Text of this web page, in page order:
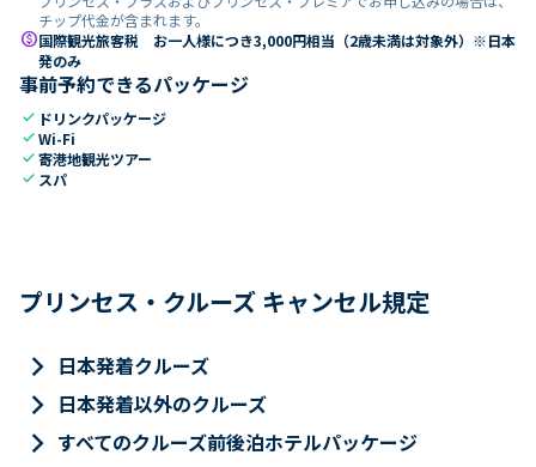
チップ代金が含まれます。
paid国際観光旅客税 お一人様につき3,000円相当（2歳未満は対象外）※日本
発のみ
事前予約できるパッケージ
check ドリンクパッケージ
checkWi-Fi
check寄港地観光ツアー
check スパ
プリンセス・クルーズ キャンセル規定
keyboard_arrow_right 日本発着クルーズ
keyboard_arrow_right 日本発着以外のクルーズ
keyboard_arrow_right すべてのクルーズ前後泊ホテルパッケージ